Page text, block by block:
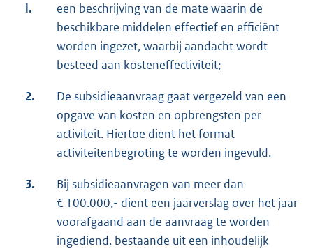
l.
een beschrijving van de mate waarin de
beschikbare middelen effectief en efficiënt
worden ingezet, waarbij aandacht wordt
besteed aan kosteneffectiviteit;
2.
De subsidieaanvraag gaat vergezeld van een
opgave van kosten en opbrengsten per
activiteit. Hiertoe dient het format
activiteitenbegroting te worden ingevuld.
3.
Bij subsidieaanvragen van meer dan
€ 100.000,- dient een jaarverslag over het jaar
voorafgaand aan de aanvraag te worden
ingediend, bestaande uit een inhoudelijk